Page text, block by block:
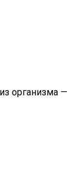
организма —